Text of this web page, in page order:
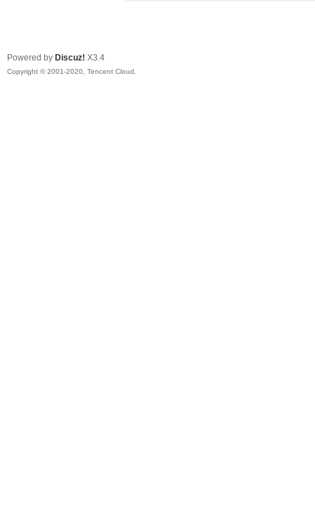
Powered by Discuz! X3.4
Copyright © 2001-2020, Tencent Cloud.